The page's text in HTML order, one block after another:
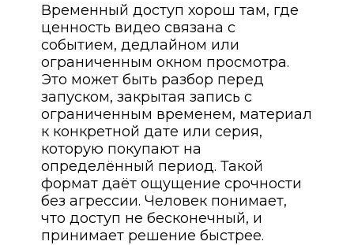
Временный доступ хорош там, где
ценность видео связана с
событием, дедлайном или
ограниченным окном просмотра.
Это может быть разбор перед
запуском, закрытая запись с
ограниченным временем, материал
к конкретной дате или серия,
которую покупают на
определённый период. Такой
формат даёт ощущение срочности
без агрессии. Человек понимает,
что доступ не бесконечный, и
принимает решение быстрее.